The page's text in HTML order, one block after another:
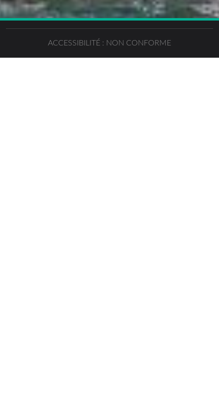
ACCESSIBILITÉ : NON CONFORME